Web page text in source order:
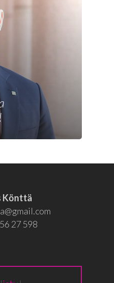
Könttä
27 598
Vaalit
Blogi
Osallistu
EN
RU